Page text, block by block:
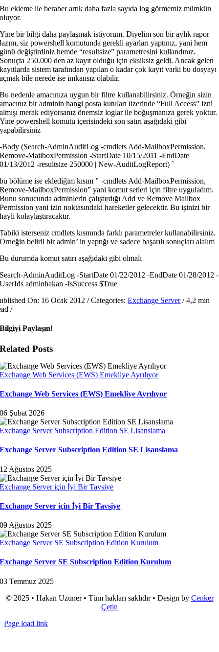
Bu ekleme ile beraber artık daha fazla sayıda log görmemiz mümkün
oluyor.
Yine bir bilgi daha paylaşmak istiyorum. Diyelim son bir aylık rapor
lazım, siz powershell komutunda gerekli ayarları yaptınız, yani hem
günü değiştirdiniz hemde “resultsize” parametresini kullandınız.
Sonuçta 250.000 den az kayıt olduğu için eksiksiz geldi. Ancak gelen
kayıtlarda sistem tarafından yapılan o kadar çok kayıt varki bu dosyayı
açmak bile nerede ise imkansız olabilir.
Bu nedenle amacınıza uygun bir filtre kullanabilirsiniz. Örneğin sizin
amacınız bir adminin hangi posta kutuları üzerinde “Full Access” izni
almışı merak ediyorsanız önemsiz loglar ile boğuşmanıza gerek yoktur.
Yine powershell komutu içerisindeki son satırı aşağıdaki gibi
yapabilirsiniz
-Body (Search-AdminAuditLog -cmdlets Add-MailboxPermission,
Remove-MailboxPermission -StartDate 10/15/2011 -EndDate
01/13/2012 -resultsize 250000 | New-AuditLogReport) `
bu bölüme ise eklediğim kısım ” -cmdlets Add-MailboxPermission,
Remove-MailboxPermission” yani komut setleri için filtre uyguladım.
Bunu sonucunda adminlerin çalıştırdığı Add ve Remove Mailbox
Permission yani izin noktasındaki hareketler gelecektir. Bu işinizi bir
hayli kolaylaştıracaktır.
Tabiki isterseniz cmdlets kısmında farklı parametreler kullanabilirsiniz.
Örneğin belirli bir admin’ in yaptığı ve sadece başarılı sonuçları alalım
Bu durumda komut satırı aşağıdaki gibi olmalı
Search-AdminAuditLog -StartDate 01/22/2012 -EndDate 01/28/2012 -
UserIds adminhakan -IsSuccess $True
On: 16 Ocak 2012 /Categories:Exchange Server/4,2 min
/
Bilgiyi Paylaşın!
Related Posts
Exchange Web Services (EWS) Emekliye Ayrılıyor
Exchange Web Services (EWS) Emekliye Ayrılıyor
06 Şubat 2026
Exchange Server Subscription Edition SE Lisanslama
Exchange Server Subscription Edition SE Lisanslama
12 Ağustos 2025
Exchange Server için İyi Bir Tavsiye
Exchange Server için İyi Bir Tavsiye
09 Ağustos 2025
Exchange Server SE Subscription Edition Kurulum
Exchange Server SE Subscription Edition Kurulum
03 Temmuz 2025
© 2025 • Hakan Uzuner • Tüm hakları saklıdır • Design by Cenker
Çetin
Page load link